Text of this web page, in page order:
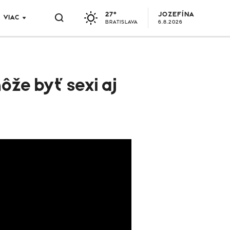
VIAC 27°
BRATISLAVA
JOZEFÍNA
6.8.2026
byť sexi aj